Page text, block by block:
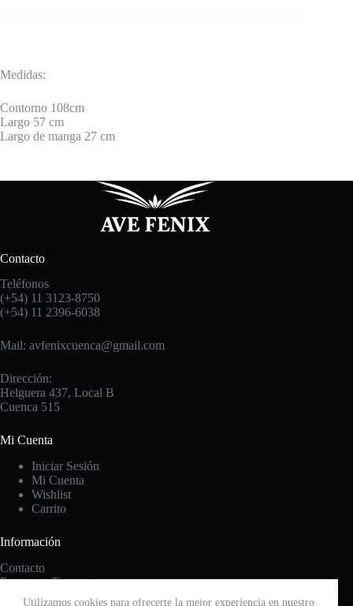
Utilizamos cookies para ofrecerte la mejor experiencia en nuestro
Medidas:
Contorno 108cm
Largo 57 cm
Largo de manga 27 cm
Contacto
Teléfonos
(+54) 11 3123-8750
(+54) 11 2396-6038
Mail: avfenixcuenca@gmail.com
Dirección:
Helguera 437, Local B
Cuenca 515
Mi Cuenta
Iniciar Sesión
Mi Cuenta
Wishlist
Carrito
Información
Contacto
Preguntas Frecuentes
Cambios y Devoluciones